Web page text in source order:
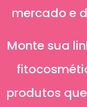
mercado e
Monte sua
produtos